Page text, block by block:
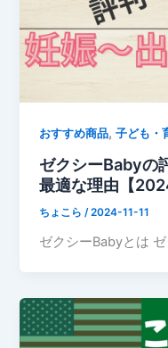
おすすめ商品,子ども・
ゼクシーBabyの
最適な理由【
ちょこら/2024-11-11
ゼクシーBabyとは